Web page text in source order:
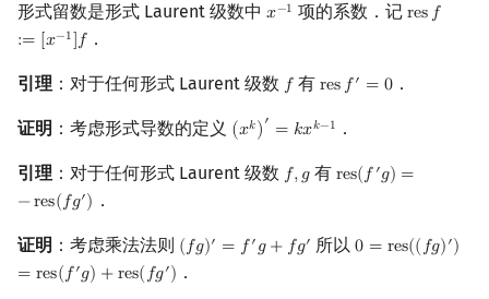
其它 DP 方法
Manacher
回文树
序列自动机
最小表示法
Lyndon 分解
Main–Lorentz 算法
同余方程
二次剩余
阶 & 原根
离散对数
高次剩余 & 单位根
数论分块
跳表
可持久化数据结构
树套树
K-D Tree
动态树
析合树
2-SAT
欧拉图
哈密顿图
二分图
平面图
15-puzzle
Kahan 求和
珂朵莉树/颜色段均摊
空间优化简介
形式留数是形式 Laurent 级数中 𝑥−1
x−1 项的系数．记 res𝑓
:= [𝑥−1]𝑓
res f:=
．
引理 ：对于任何形式 Laurent 级数 𝑓
f 有 res𝑓′ = 0
res f′= 0 ．
证明 ：考虑形式导数的定义 (𝑥𝑘)′ = 𝑘𝑥𝑘−1
(xk)′ kx k−1 ．
引理 ：对于任何形式 Laurent 级数 𝑓,𝑔
f,g 有 res(𝑓 ′𝑔) =
−res(𝑓𝑔′)
res(f′ g)= −res
．
证明 ：考虑乘法法则 (𝑓𝑔)′ = 𝑓′𝑔+ 𝑓𝑔′
(fg)′= ′g +fg′ 所以0 = res((𝑓𝑔)′)
= res(𝑓 ′𝑔) +res(𝑓𝑔′)
0 =res((fg)′)=res
．